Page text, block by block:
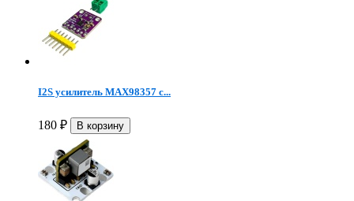
I2S усилитель MAX98357 с...
180 ₽